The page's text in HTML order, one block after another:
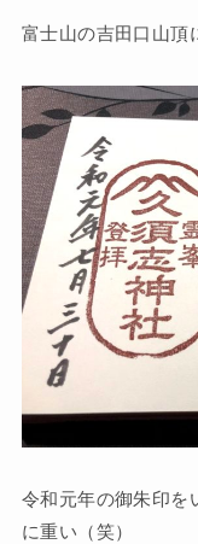
富士山の吉田口山頂
令和元年の御朱印を
に重い（笑）